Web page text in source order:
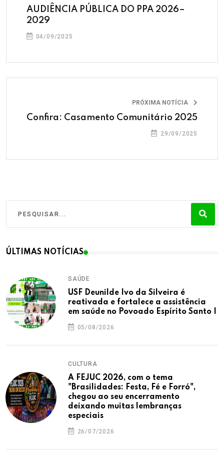
AUDIÊNCIA PÚBLICA DO PPA 2026–
2029
04/09/2025
PRÓXIMA NOTÍCIA
Confira: Casamento Comunitário 2025
29/09/2025
ÚLTIMAS NOTÍCIAS
SAÚDE
USF Deunilde Ivo da Silveira é
reativada e fortalece a assistência
em saúde no Povoado Espírito Santo I
05/08/2026
CULTURA
A FEJUC 2026, com o tema
"Brasilidades: Festa, Fé e Forró",
chegou ao seu encerramento
deixando muitas lembranças
especiais
26/07/2026